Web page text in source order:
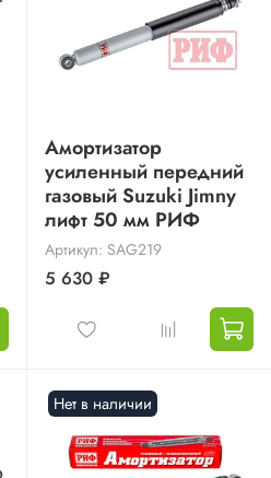
Амортизатор
усиленный передний
газовый Suzuki Jimny
лифт 50 мм РИФ
Артикул: SAG219
5 630 ₽
Нет в наличии